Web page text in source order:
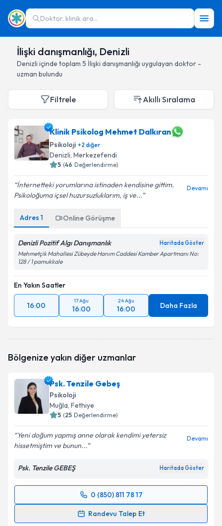
Doktor, klinik ara...
İlişki danışmanlığı, Denizli
Denizli içinde toplam 5 İlişki danışmanlığı uygulayan doktor -
uzman bulundu
Filtrele Akıllı Sıralama
Klinik Psikolog Mehmet Dalkıran
Psikoloji +2 diğer
Denizli, Merkezefendi
5 (46 Değerlendirme)
İnternetteki yorumlarına istinaden kendisine gittim.
Psikoloğuma içsel huzursuzluklarım, iş ve...
Devamı
Adres 1 Online Görüşme
Denizli Pozitif Algı Danışmanlık Haritada Göster
Mehmetçik Mahallesi Zübeyde Hanım Caddesi Kamber Apartmanı No:
128 / 1 pamukkale
En Yakın Saatler
16:00
17 Ağu
16:00
24 Ağu
16:00 Daha Fazla
Bölgenize yakın diğer uzmanlar
Psk. Tenzile Gebeş
Psikoloji
Muğla, Fethiye
5 (25 Değerlendirme)
Yeni doğum yapmış anne olarak kendimi yetersiz
hissetmiştim ve bunun...
Devamı
Psk. Tenzile GEBEŞ Haritada Göster
0 (850) 811 78 17
Randevu Talep Et
Randevu Takvimi Talebi